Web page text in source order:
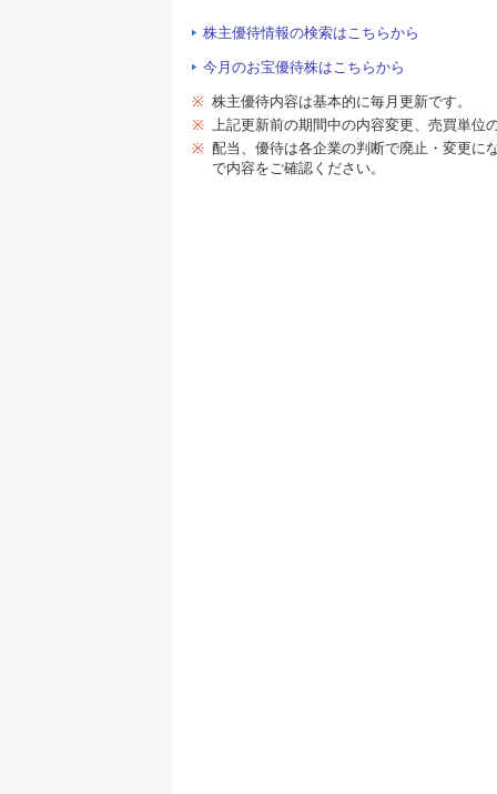
株主優待情報の検索はこちらから
今月のお宝優待株はこちらから
※ 株主優待内容は基本的に毎月更新です。
※ 上記更新前の期間中の内容変更、売買単位
※ 配当、優待は各企業の判断で廃止・変更に
で内容をご確認ください。